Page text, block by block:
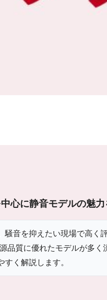
心に静音モデルの魅
音を抑えたい現場で高く
質に優れたモデルが多く
く解説します。